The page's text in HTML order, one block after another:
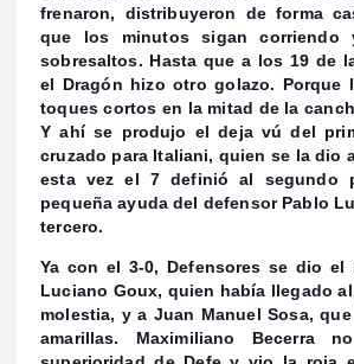
frenaron, distribuyeron de forma
que los minutos sigan corriendo
sobresaltos. Hasta que a los 19 de
el Dragón hizo otro golazo. Porque
toques cortos en la mitad de la
Y ahí se produjo el deja vú del
cruzado para Italiani, quien se la dio
esta vez el 7 definió al segundo
pequeña ayuda del defensor Pablo
tercero.
Ya con el 3-0, Defensores se dio
Luciano Goux, quien había llegado
molestia, y a Juan Manuel Sosa,
amarillas. Maximiliano Becerra